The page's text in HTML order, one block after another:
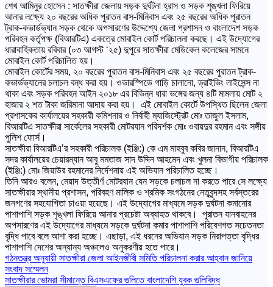
শেখ আমিনুর হোসেন : সাতক্ষীরা জেলায় সড়ক দুর্ঘটনা হ্রাস ও সড়ক শৃঙ্খলা ফিরিয়ে
আনার লক্ষ্যে ২০ বছরের অধিক পুরাতন বাস-মিনিবাস এবং ২৫ বছরের অধিক পুরাতন
ট্রাক-কভার্ডভ্যান সড়ক থেকে অপসারণের উদ্দেশ্যে জেলা প্রশাসন ও বাংলাদেশ সড়ক
পরিবহন কর্তৃপক্ষ (বিআরটিএ) একত্রে মোবাইল কোর্ট পরিচালনা করছে। এই উদ্যোগের
ধারাবাহিকতায় রবিবার (০৩ আগস্ট ‘২৫) দুপুরে সাতক্ষীরা মেডিকেল কলেজের সামনে
মোবাইল কোর্ট পরিচালিত হয়।
মোবাইল কোর্টের সময়, ২০ বছরের পুরাতন বাস-মিনিবাস এবং ২৫ বছরের পুরাতন ট্রাক-
কভার্ডভ্যানের চলাচল বন্ধ করা হয়। ওভারস্পিডে গাড়ি চালানো, ড্রাইভিং লাইসেন্স না
থাকা এবং সড়ক পরিবহন আইন ২০১৮ এর বিভিন্ন ধারা ভঙ্গের জন্য ৪টি মামলায় মোট ২
হাজার ২ শত টাকা জরিমানা আদায় করা হয়। এই মোবাইল কোর্টে উপস্থিত ছিলেন জেলা
প্রশাসকের কার্যালয়ের সহকারী কমিশনার ও নির্বাহী ম্যাজিস্ট্রেট মোঃ তাজুল ইসলাম,
বিআরটিএ সাতক্ষীরা সার্কেলের সহকারী মোটরযান পরিদর্শক মোঃ ওবায়দুর রহমান এবং সঙ্গীয়
পুলিশ ফোর্স।
সাতক্ষীরা বিআরটিএ’র সহকারী পরিচালক (ইঞ্জি:) কে এম মাহবুব কবির জানান, বিআরটিএ
সদর কার্যালয়ের চেয়ারম্যান আবু মমতাজ সাদ উদ্দিন আহমেদ এবং খুলনা বিভাগীয় পরিচালক
(ইঞ্জি:) মোঃ জিয়াউর রহমানের নির্দেশনায় এই অভিযান পরিচালিত হচ্ছে।
তিনি আরও বলেন, মেয়াদ উত্তীর্ণ মোটরযান যেন সড়কে চলাচল না করতে পারে সে লক্ষ্যে
সাতক্ষীরার স্থানীয় প্রশাসন, পরিবহণ মালিক ও শ্রমিক সংগঠনের নেতৃবৃন্দসহ সর্বস্তরের
জনগণের সহযোগিতা চাওয়া হয়েছে। এই উদ্যোগের মাধ্যমে সড়ক দুর্ঘটনা কমানোর
পাশাপাশি সড়ক শৃঙ্খলা ফিরিয়ে আনার প্রচেষ্টা অব্যাহত থাকবে। পুরাতন যানবাহনের
অপসারণের এই উদ্যোগের মাধ্যমে সড়কে দুর্ঘটনা কমার পাশাপাশি পরিবেশগত সচেতনতা
বৃদ্ধি পাবে বলে আশা করা হচ্ছে। এছাড়া, এই ধরনের অভিযান সড়ক নিরাপত্তা বৃদ্ধির
পাশাপাশি দেশের অন্যান্য অঞ্চলেও অনুকরণীয় হতে পারে।
Post
navigation
গঠনতন্ত্র অনুযায়ী সাতক্ষীরা জেলা আইনজীবী সমিতি পরিচালনা করার আহ্বান জানিয়ে
সংবাদ সম্মেলন
সাতক্ষীরার ভোমরা সীমান্তে বিএসএফের গুলিতে বাংলাদেশি যুবক গুলিবিদ্ধ